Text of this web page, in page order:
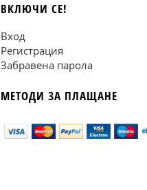
ВКЛЮЧИ СЕ!
Вход
Регистрация
Забравена парола
МЕТОДИ ЗА ПЛАЩАНЕ